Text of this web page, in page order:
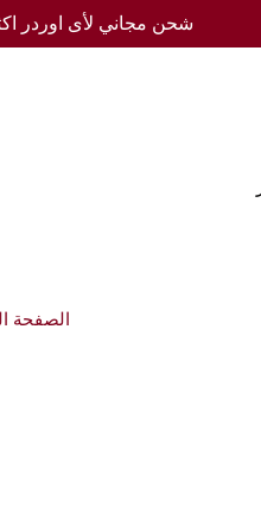
شحن مجاني لأى اوردر اكثر من 700جنية من جميلة ستور -
الصفحة